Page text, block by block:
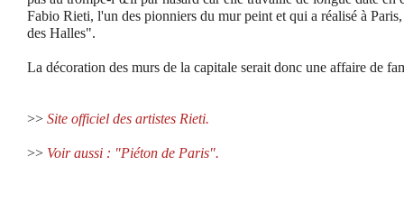
Fabio Rieti, l'un des pionniers du mur peint et qui a réalisé à
des Halles".
La décoration des murs de la capitale serait donc une affaire de
>> Site officiel des artistes Rieti.
>> Voir aussi : "Piéton de Paris".